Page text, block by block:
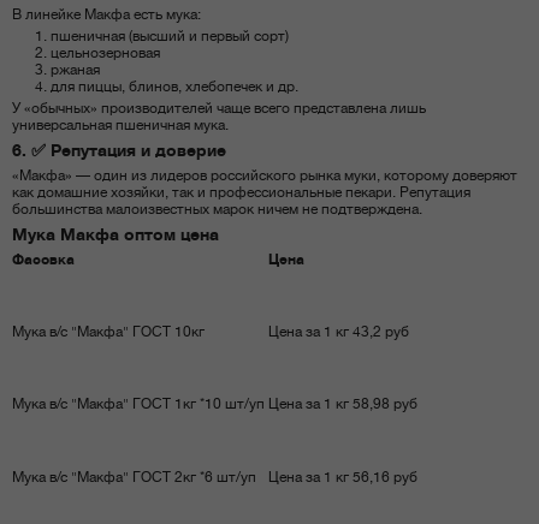
В линейке Макфа есть мука:
пшеничная (высший и первый сорт)
цельнозерновая
ржаная
для пиццы, блинов, хлебопечек и др.
У «обычных» производителей чаще всего представлена лишь
универсальная пшеничная мука.
6. ✅ Репутация и доверие
«Макфа» — один из лидеров российского рынка муки, которому доверяют
как домашние хозяйки, так и профессиональные пекари. Репутация
большинства малоизвестных марок ничем не подтверждена.
Мука Макфа оптом цена
Фасовка Цена
Мука в/с "Макфа" ГОСТ 10кг Цена за 1 кг 43,2 руб
Мука в/с "Макфа" ГОСТ 1кг *10 шт/уп Цена за 1 кг 58,98 руб
Мука в/с "Макфа" ГОСТ 2кг *6 шт/уп Цена за 1 кг 56,16 руб